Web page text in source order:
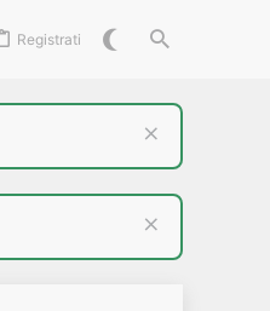
Registrati